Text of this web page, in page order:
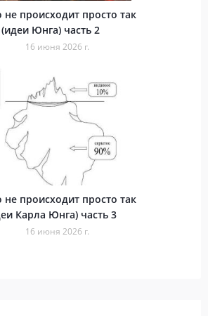
не происходит просто так
(идеи Юнга) часть 2
16 июня 2026 г.
не происходит просто так
Карла Юнга) часть 3
16 июня 2026 г.